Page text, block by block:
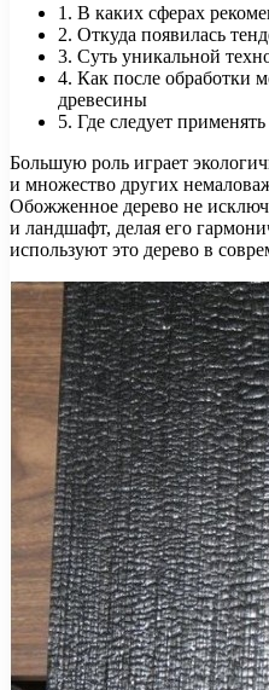
1. В каких сферах
2. Откуда появилась
3. Суть уникальной
4. Как после обработки
древесины
5. Где следует
Большую роль играет
и множество других
Обожженное дерево не
и ландшафт, делая его
используют это дерево в